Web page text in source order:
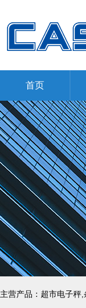
首页
主营产品：超市电子秤